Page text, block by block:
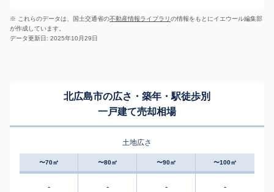
※ これらのデータは、国土交通省の不動産情報ライブラリの情報をもとにイエウール編集部
が作成しています。
データ更新日: 2025年10月29日
北広島市の広さ・築年・駅徒歩別
一戸建て売却相場
土地広さ
〜70㎡ 〜80㎡ 〜90㎡ 〜100㎡
- - - -